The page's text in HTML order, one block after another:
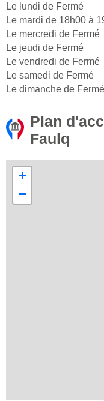
Le lundi de Fermé
Le mardi de 18h00 à
Le mercredi de Fermé
Le jeudi de Fermé
Le vendredi de Fermé
Le samedi de Fermé
Le dimanche de Fermé
Plan
Faulq
+
−